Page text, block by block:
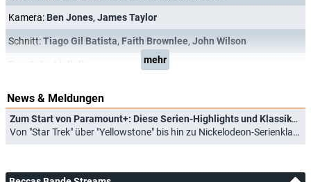
Kamera: Ben Jones, James Taylor
Schnitt:Tiago Gil Batista, Faith Brownlee, John Wilson
mehr
News & Meldungen
Zum Start von Paramount+: Diese Serien-Highlights und Klassiker bietet der neue Streamingdienst
Von "Star Trek" über "Yellowstone" bis hin zu Nickelodeon-Serienklassikern (08.12.2022)